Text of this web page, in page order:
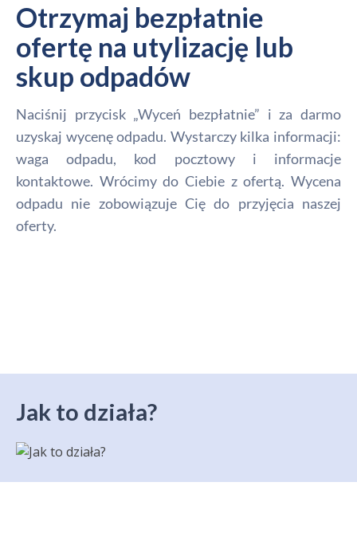
Otrzymaj bezpłatnie
ofertę na utylizację lub
skup odpadów
Naciśnij przycisk „Wyceń bezpłatnie” i za darmo
uzyskaj wycenę odpadu. Wystarczy kilka informacji:
waga odpadu, kod pocztowy i informacje
kontaktowe. Wrócimy do Ciebie z ofertą. Wycena
odpadu nie zobowiązuje Cię do przyjęcia naszej
oferty.
Jak to działa?